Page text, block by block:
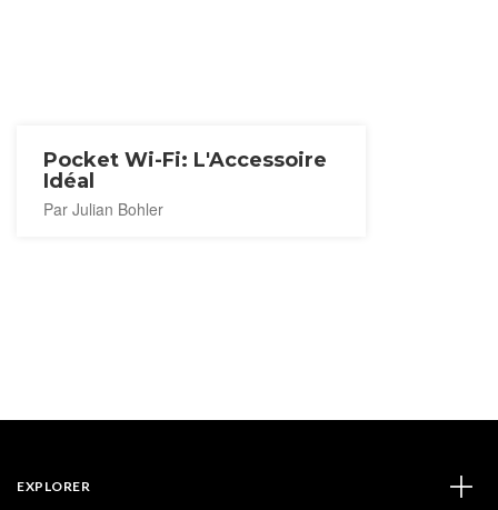
Pocket Wi-Fi: L'Accessoire
Idéal
Par Julian Bohler
EXPLORER